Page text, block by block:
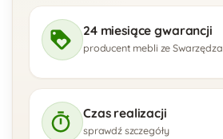
24 miesiące gwarancji
producent mebli ze Swarzędza
Czas realizacji
sprawdź szczegóły